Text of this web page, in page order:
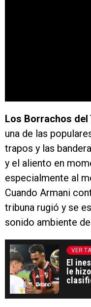
Los Borrachos del
una de las
trapos y las
y el aliento en
especialmente al
Cuando Armani
tribuna rugió y se
sonido ambiente
VER
El
le